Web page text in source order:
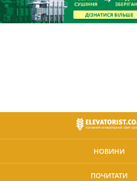
НОВИНИ
ПОЧИТАТИ